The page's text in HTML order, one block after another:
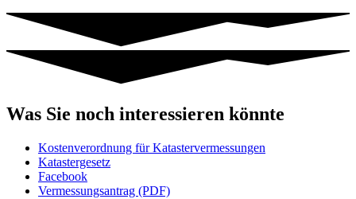
Was Sie noch interessieren könnte
Kostenverordnung für Katastervermessungen
Katastergesetz
Facebook
Vermessungsantrag (PDF)